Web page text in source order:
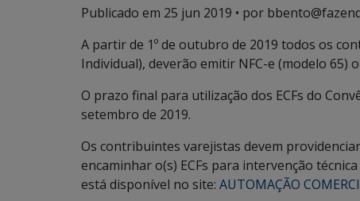
Publicado em 25 jun 2019 • por
A partir de 1º de outubro de 2019 todos os
Individual), deverão emitir NFC-e (modelo 65)
O prazo final para utilização dos ECFs do
setembro de 2019.
Os contribuintes varejistas devem
encaminhar o(s) ECFs para intervenção
está disponível no site: AUTOMAÇÃO